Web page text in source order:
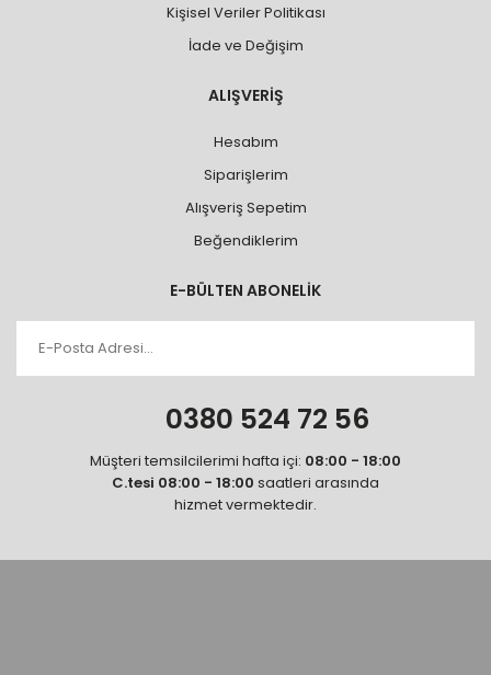
Kişisel Veriler Politikası
İade ve Değişim
ALIŞVERİŞ
Hesabım
Siparişlerim
Alışveriş Sepetim
Beğendiklerim
E-BÜLTEN ABONELİK
0380 524 72 56
Müşteri temsilcilerimi hafta içi: 08:00 - 18:00
C.tesi 08:00 - 18:00 saatleri arasında
hizmet vermektedir.